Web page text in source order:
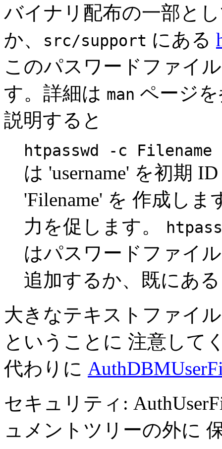
バイナリ配布の一部と
か、
src/support にある
このパスワードファイ
す。詳細は man ページ
説明すると
htpasswd -c Filename
は 'username' を初期
'Filename' を 作成し
力を促します。
はパスワードファイル
追加するか、既にあ
大きなテキストファイ
ということに 注意して
代わりに
セキュリティ:
ュメントツリーの外に